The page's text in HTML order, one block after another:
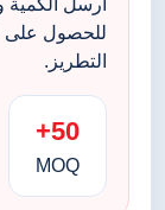
للحصول على
التطريز.
50+
MOQ